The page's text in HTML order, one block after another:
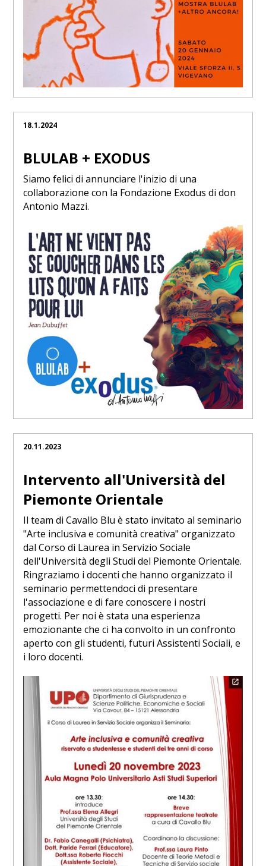
18.1.2024
BLULAB + EXODUS
Siamo felici di annunciare l'inizio di una
collaborazione con la Fondazione Exodus di don
Antonio Mazzi.
20.11.2023
Intervento all'Università del
Piemonte Orientale
Il team di Cavallo Blu è stato invitato al seminario
"Arte inclusiva e comunità creativa" organizzato
dal Corso di Laurea in Servizio Sociale
dell'Università degli Studi del Piemonte Orientale.
Ringraziamo i docenti che hanno organizzato il
seminario permettendoci di presentare
l'associazione e di fare conoscere i nostri
progetti. Per noi è stata una esperienza
emozionante che ci ha convolto in un confronto
aperto con gli studenti, futuri Assistenti Sociali, e
i loro docenti.